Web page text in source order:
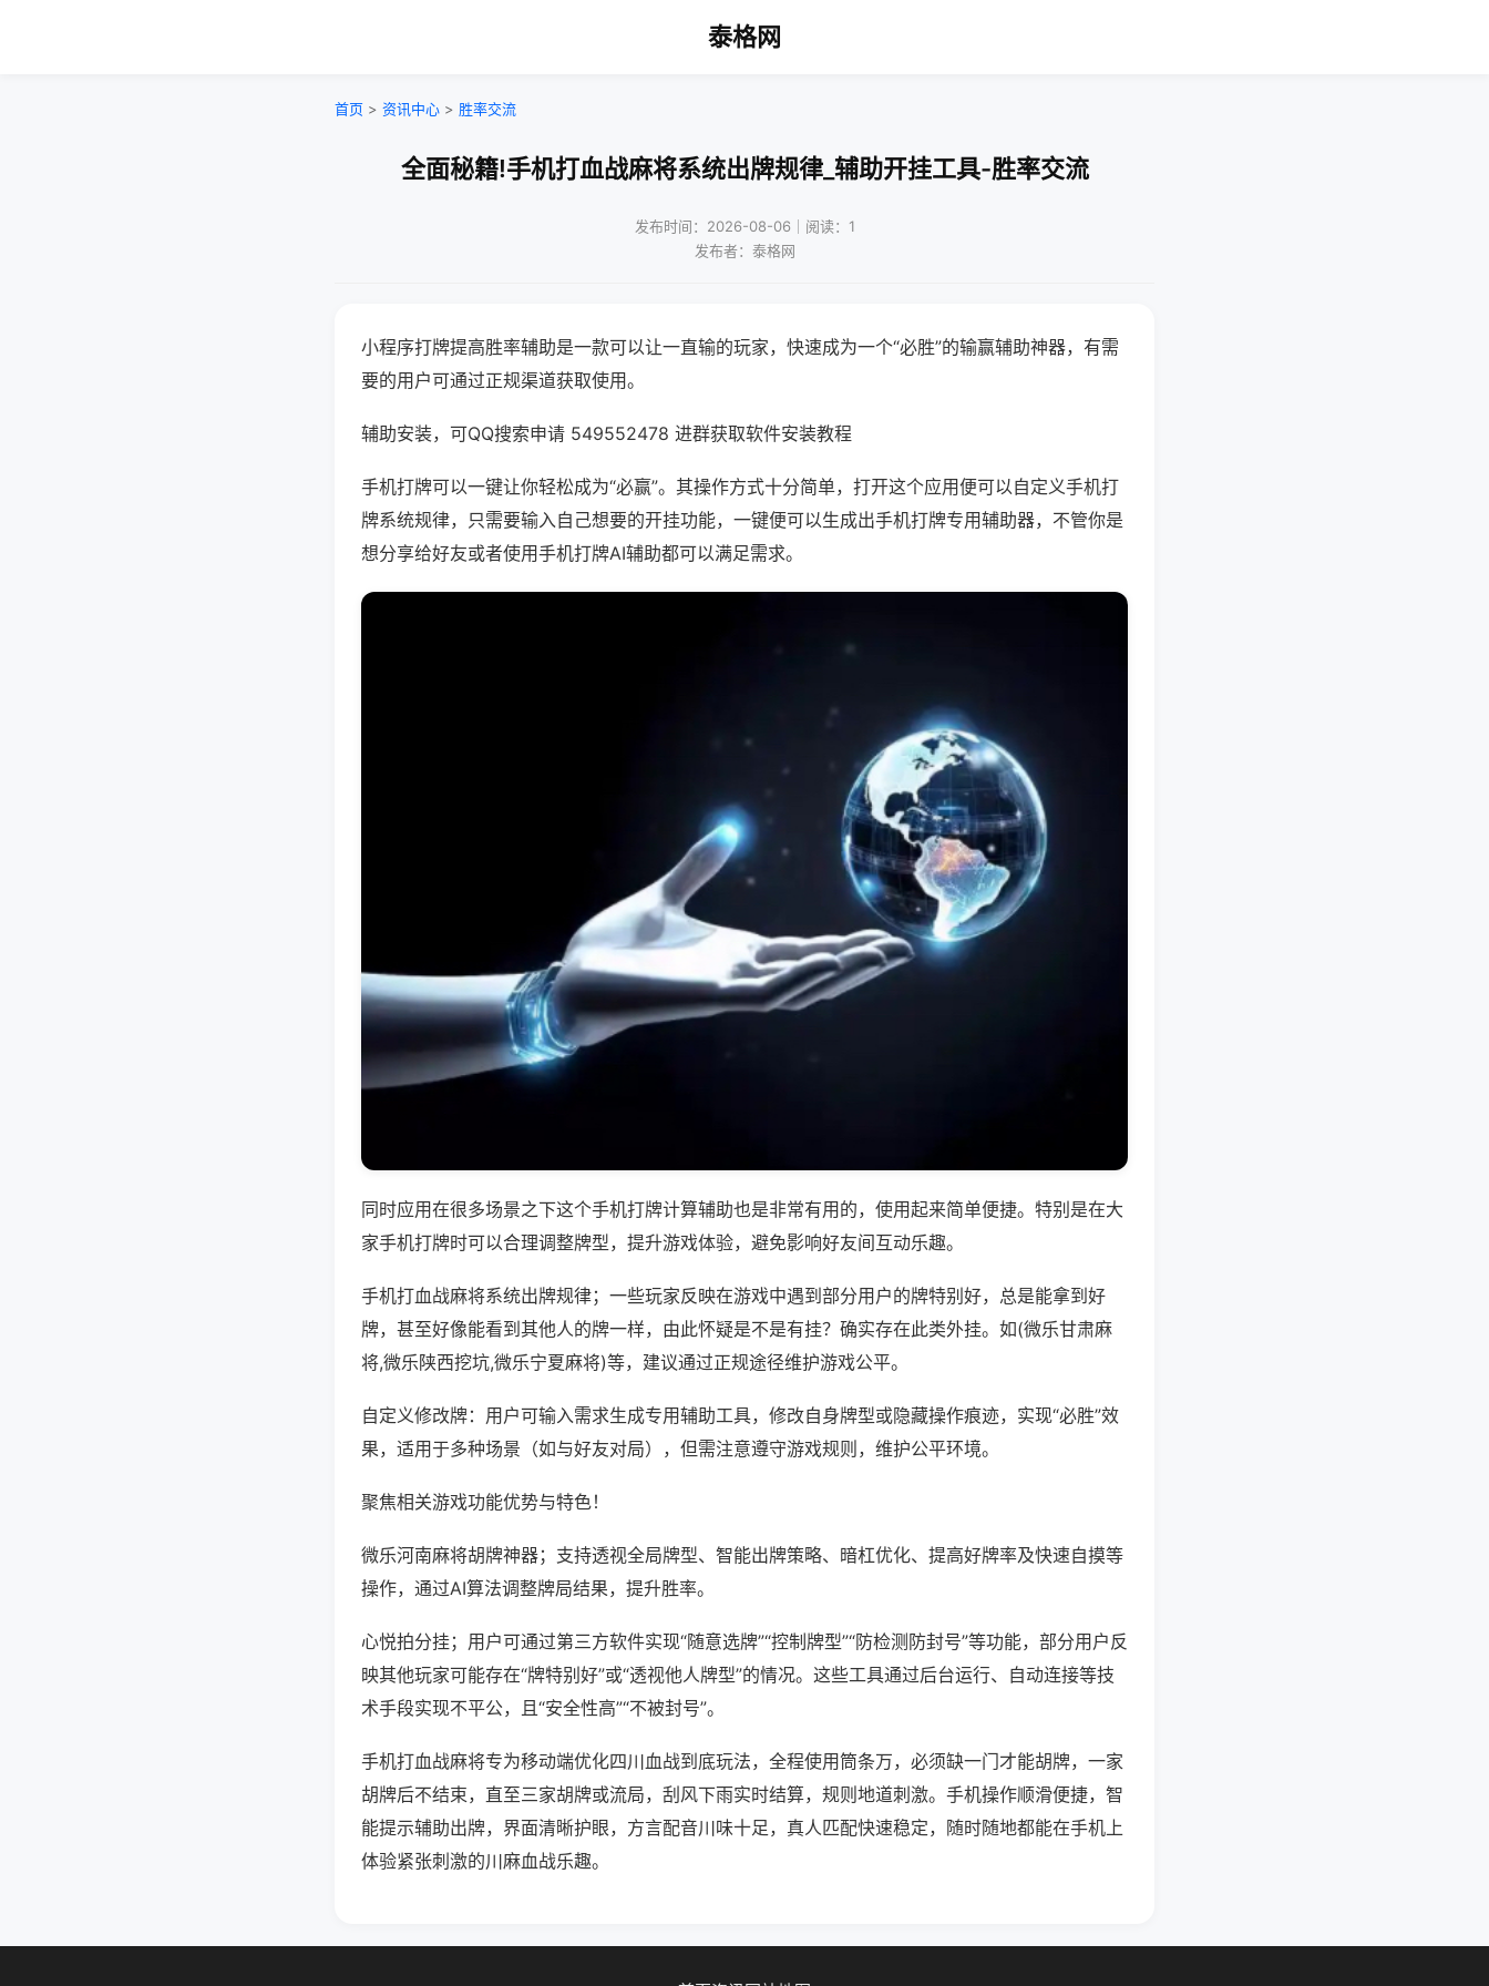
泰格网
首页 > 资讯中心 > 胜率交流
全面秘籍!手机打血战麻将系统出牌规律_辅助开挂工具-胜率交流
发布时间：2026-08-06｜阅读：1
发布者：泰格网
小程序打牌提高胜率辅助是一款可以让一直输的玩家，快速成为一个“必胜”的输赢辅助神器，有需
要的用户可通过正规渠道获取使用。
辅助安装，可QQ搜索申请 549552478 进群获取软件安装教程
手机打牌可以一键让你轻松成为“必赢”。其操作方式十分简单，打开这个应用便可以自定义手机打
牌系统规律，只需要输入自己想要的开挂功能，一键便可以生成出手机打牌专用辅助器，不管你是
想分享给好友或者使用手机打牌AI辅助都可以满足需求。
同时应用在很多场景之下这个手机打牌计算辅助也是非常有用的，使用起来简单便捷。特别是在大
家手机打牌时可以合理调整牌型，提升游戏体验，避免影响好友间互动乐趣。
手机打血战麻将系统出牌规律；一些玩家反映在游戏中遇到部分用户的牌特别好，总是能拿到好
牌，甚至好像能看到其他人的牌一样，由此怀疑是不是有挂？确实存在此类外挂。如(微乐甘肃麻
将,微乐陕西挖坑,微乐宁夏麻将)等，建议通过正规途径维护游戏公平。
自定义修改牌：用户可输入需求生成专用辅助工具，修改自身牌型或隐藏操作痕迹，实现“必胜”效
果，适用于多种场景（如与好友对局），但需注意遵守游戏规则，维护公平环境。
聚焦相关游戏功能优势与特色！
微乐河南麻将胡牌神器；支持透视全局牌型、智能出牌策略、暗杠优化、提高好牌率及快速自摸等
操作，通过AI算法调整牌局结果，提升胜率。
心悦拍分挂；用户可通过第三方软件实现“随意选牌”“控制牌型”“防检测防封号”等功能，部分用户反
映其他玩家可能存在“牌特别好”或“透视他人牌型”的情况。这些工具通过后台运行、自动连接等技
术手段实现不平公，且“安全性高”“不被封号”。
手机打血战麻将专为移动端优化四川血战到底玩法，全程使用筒条万，必须缺一门才能胡牌，一家
胡牌后不结束，直至三家胡牌或流局，刮风下雨实时结算，规则地道刺激。手机操作顺滑便捷，智
能提示辅助出牌，界面清晰护眼，方言配音川味十足，真人匹配快速稳定，随时随地都能在手机上
体验紧张刺激的川麻血战乐趣。